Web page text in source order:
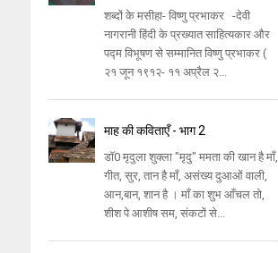
शब्दों के मसीहा- विष्णु प्रभाकर -देवी
नागरानी हिंदी के प्रख्यात साहित्यकार और
पद्म विभूषण से सम्मानित विष्णु प्रभाकर (
२१ जून १९१२- ११ अप्रैल २...
माह की कविताएँ - भाग 2
डॉ0 मृदुला शुक्ला "मृदु" ममता की खान है माँ,
गीत, सुर, तान है माँ, असंख्य दुआओं वाली,
आन,बान, शान है । माँ का शुभ आँचल तो,
शीश पे आशीष सम, संकटों से...